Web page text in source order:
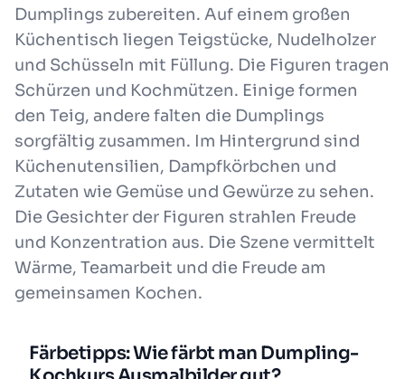
Dumplings zubereiten. Auf einem großen
Küchentisch liegen Teigstücke, Nudelholzer
und Schüsseln mit Füllung. Die Figuren tragen
Schürzen und Kochmützen. Einige formen
den Teig, andere falten die Dumplings
sorgfältig zusammen. Im Hintergrund sind
Küchenutensilien, Dampfkörbchen und
Zutaten wie Gemüse und Gewürze zu sehen.
Die Gesichter der Figuren strahlen Freude
und Konzentration aus. Die Szene vermittelt
Wärme, Teamarbeit und die Freude am
gemeinsamen Kochen.
Färbetipps: Wie färbt man Dumpling-